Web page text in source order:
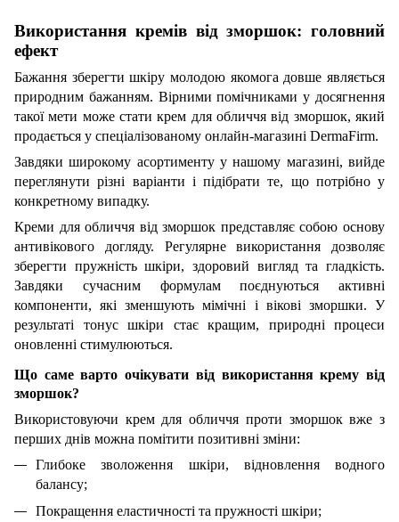
Використання кремів від зморшок: головний
ефект
Бажання зберегти шкіру молодою якомога довше являється
природним бажанням. Вірними помічниками у досягнення
такої мети може стати крем для обличчя від зморшок, який
продається у спеціалізованому онлайн-магазині DermaFirm.
Завдяки широкому асортименту у нашому магазині, вийде
переглянути різні варіанти і підібрати те, що потрібно у
конкретному випадку.
Креми для обличчя від зморшок представляє собою основу
антивікового догляду. Регулярне використання дозволяє
зберегти пружність шкіри, здоровий вигляд та гладкість.
Завдяки сучасним формулам поєднуються активні
компоненти, які зменшують мімічні і вікові зморшки. У
результаті тонус шкіри стає кращим, природні процеси
оновленні стимулюються.
Що саме варто очікувати від використання крему від
зморшок?
Використовуючи крем для обличчя проти зморшок вже з
перших днів можна помітити позитивні зміни:
Глибоке зволоження шкіри, відновлення водного
балансу;
Покращення еластичності та пружності шкіри;